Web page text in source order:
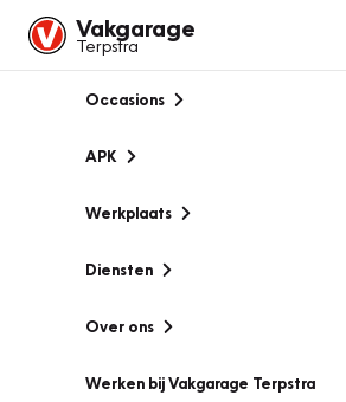
Vakgarage
Terpstra
Occasions
APK
Werkplaats
Diensten
Over ons
Werken bij Vakgarage Terpstra